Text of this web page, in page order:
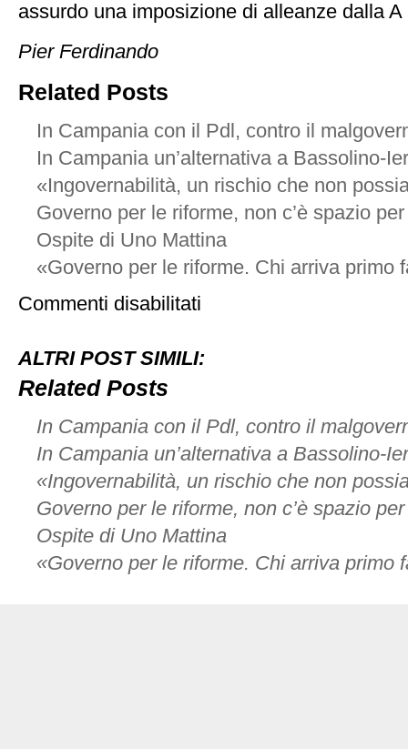
assurdo una imposizione di alleanze dalla A
Pier Ferdinando
Related Posts
In Campania con il Pdl, contro il
In Campania un’alternativa a Bassolino-
«Ingovernabilità, un rischio che non
Governo per le riforme, non c’è spazio
Ospite di Uno Mattina
«Governo per le riforme. Chi arriva primo
Commenti disabilitati
soli
casi
ALTRI POST SIMILI:
Related Posts
In Campania con il Pdl, contro il
In Campania un’alternativa a Bassolino-
«Ingovernabilità, un rischio che non
Governo per le riforme, non c’è spazio
Ospite di Uno Mattina
«Governo per le riforme. Chi arriva primo